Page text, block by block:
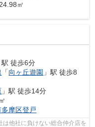
㎡
駅 徒歩6分
「向ヶ丘遊園 」駅 徒歩8
」駅 徒歩14分
多摩区登戸
は他社に負けない総合仲介店を